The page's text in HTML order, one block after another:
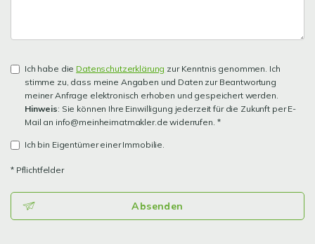
Ich habe die Datenschutzerklärung zur Kenntnis genommen. Ich
stimme zu, dass meine Angaben und Daten zur Beantwortung
meiner Anfrage elektronisch erhoben und gespeichert werden.
Hinweis: Sie können Ihre Einwilligung jederzeit für die Zukunft per E-
Mail an info@meinheimatmakler.de widerrufen. *
Ich bin Eigentümer einer Immobilie.
* Pflichtfelder
Absenden